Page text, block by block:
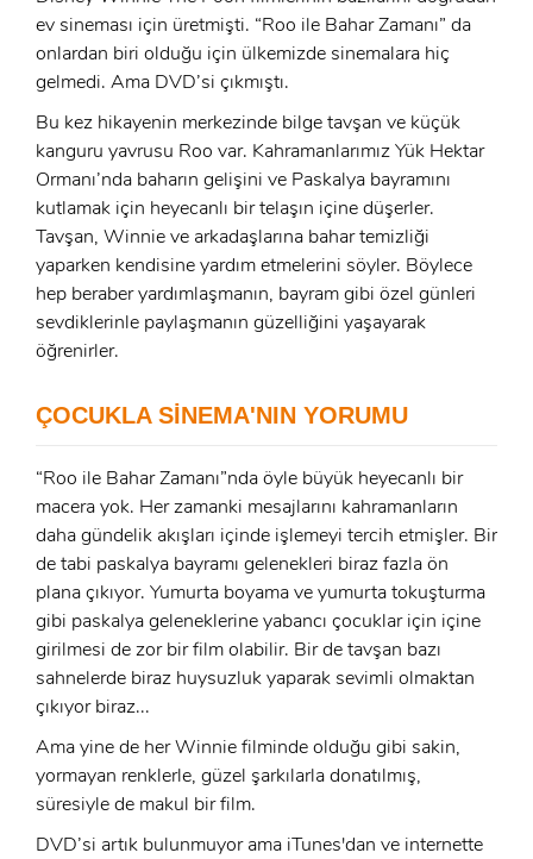
GIRIŞ YAP
Şifre:
Beni Hatırla Şifremi Unuttum ?
GIRIŞ
x
ÜYE OL
Ad Soyad:
E-Posta:
Şifre:
ÜYE OL
ev sineması için üretmişti. “Roo ile Bahar Zamanı” da
onlardan biri olduğu için ülkemizde sinemalara hiç
gelmedi. Ama DVD’si çıkmıştı.
Bu kez hikayenin merkezinde bilge tavşan ve küçük
kanguru yavrusu Roo var. Kahramanlarımız Yük Hektar
Ormanı’nda baharın gelişini ve Paskalya bayramını
kutlamak için heyecanlı bir telaşın içine düşerler.
Tavşan, Winnie ve arkadaşlarına bahar temizliği
yaparken kendisine yardım etmelerini söyler. Böylece
hep beraber yardımlaşmanın, bayram gibi özel günleri
sevdiklerinle paylaşmanın güzelliğini yaşayarak
öğrenirler.
ÇOCUKLA SİNEMA'NIN YORUMU
“Roo ile Bahar Zamanı”nda öyle büyük heyecanlı bir
macera yok. Her zamanki mesajlarını kahramanların
daha gündelik akışları içinde işlemeyi tercih etmişler. Bir
de tabi paskalya bayramı gelenekleri biraz fazla ön
plana çıkıyor. Yumurta boyama ve yumurta tokuşturma
gibi paskalya geleneklerine yabancı çocuklar için içine
girilmesi de zor bir film olabilir. Bir de tavşan bazı
sahnelerde biraz huysuzluk yaparak sevimli olmaktan
çıkıyor biraz...
Ama yine de her Winnie filminde olduğu gibi sakin,
yormayan renklerle, güzel şarkılarla donatılmış,
süresiyle de makul bir film.
DVD’si artık bulunmuyor ama iTunes'dan ve internette